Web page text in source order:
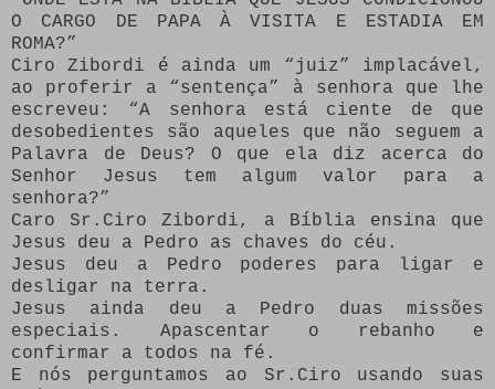
O CARGO DE PAPA À VISITA E ESTADIA EM
ROMA?”
Ciro Zibordi é ainda um “juiz” implacável,
ao proferir a “sentença” à senhora que lhe
escreveu: “A senhora está ciente de que
desobedientes são aqueles que não seguem a
Palavra de Deus? O que ela diz acerca do
Senhor Jesus tem algum valor para a
senhora?”
Caro Sr.Ciro Zibordi, a Bíblia ensina que
Jesus deu a Pedro as chaves do céu.
Jesus deu a Pedro poderes para ligar e
desligar na terra.
Jesus ainda deu a Pedro duas missões
especiais. Apascentar o rebanho e
confirmar a todos na fé.
E nós perguntamos ao Sr.Ciro usando suas